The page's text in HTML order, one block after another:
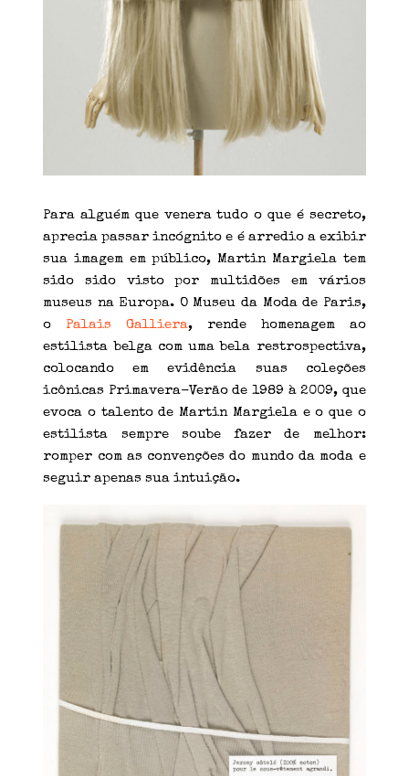
Para alguém que venera tudo o que é secreto,
aprecia passar incógnito e é arredio a exibir
sua imagem em público, Martin Margiela tem
sido sido visto por multidões em vários
museus na Europa. O Museu da Moda de Paris,
o Palais Galliera, rende homenagem ao
estilista belga com uma bela restrospectiva,
colocando em evidência suas coleções
icônicas Primavera-Verão de 1989 à 2009, que
evoca o talento de Martin Margiela e o que o
estilista sempre soube fazer de melhor:
romper com as convenções do mundo da moda e
seguir apenas sua intuição.